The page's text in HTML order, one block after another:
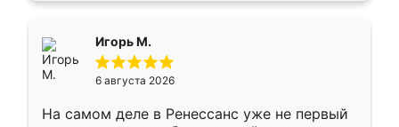
Игорь М.
6 августа 2026
На самом деле в Ренессанс уже не первый